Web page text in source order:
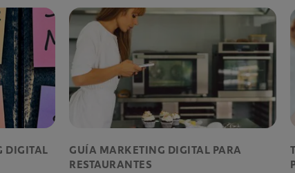
DIGITAL
GUÍA MARKETING DIGITAL PARA
RESTAURANTES